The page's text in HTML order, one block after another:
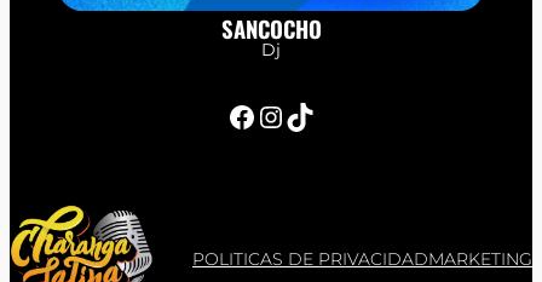
SANCOCHO
Dj
Facebook InstagramTikTok
POLITICAS DE PRIVACIDADMARKETING